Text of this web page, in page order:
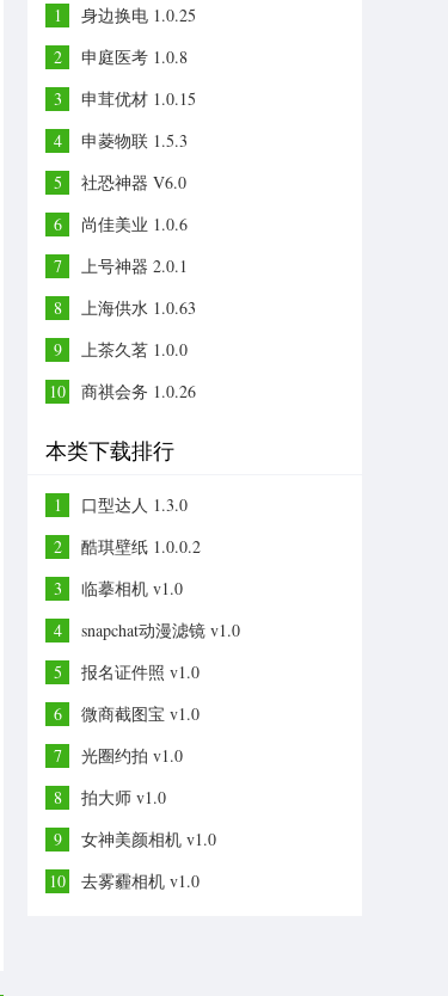
1
身边换电 1.0.25
2
申庭医考 1.0.8
3
申茸优材 1.0.15
4
申菱物联 1.5.3
5
社恐神器 V6.0
6
尚佳美业 1.0.6
7
上号神器 2.0.1
8
上海供水 1.0.63
9
上茶久茗 1.0.0
10
商祺会务 1.0.26
本类下载排行
1
口型达人 1.3.0
2
酷琪壁纸 1.0.0.2
3
临摹相机 v1.0
4
snapchat动漫滤镜 v1.0
5
报名证件照 v1.0
6
微商截图宝 v1.0
7
光圈约拍 v1.0
8
拍大师 v1.0
9
女神美颜相机 v1.0
10
去雾霾相机 v1.0